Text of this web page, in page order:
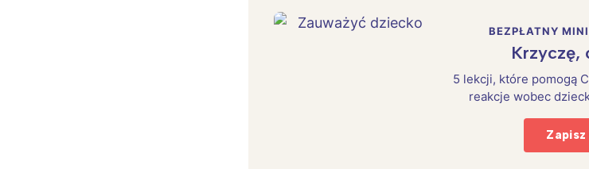
BEZPŁATNY
Krzyczę,
5 lekcji, które pomogą
reakcje wobec